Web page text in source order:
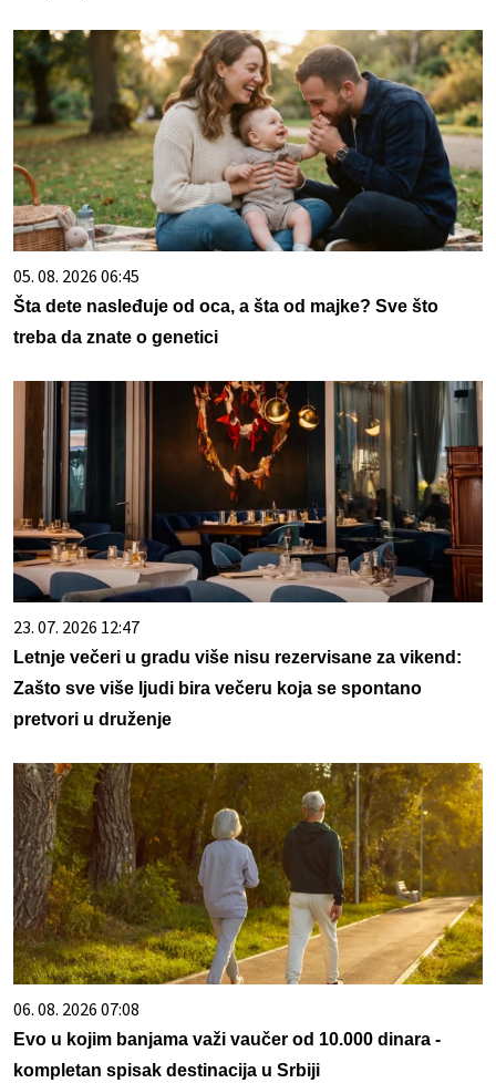
05. 08. 2026 06:45
Šta dete nasleđuje od oca, a šta od majke? Sve što
treba da znate o genetici
23. 07. 2026 12:47
Letnje večeri u gradu više nisu rezervisane za vikend:
Zašto sve više ljudi bira večeru koja se spontano
pretvori u druženje
06. 08. 2026 07:08
Evo u kojim banjama važi vaučer od 10.000 dinara -
kompletan spisak destinacija u Srbiji